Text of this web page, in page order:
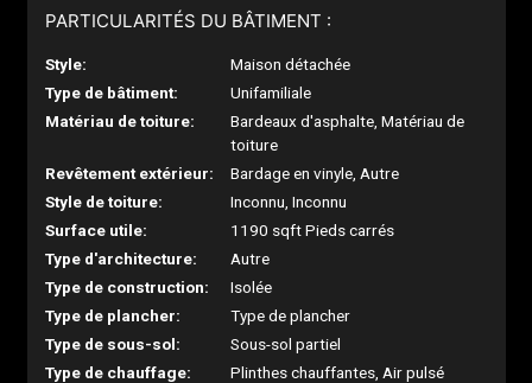
PARTICULARITÉS DU BÂTIMENT :
Style:
Maison détachée
Type de bâtiment:
Unifamiliale
Matériau de toiture:
Bardeaux d'asphalte, Matériau de
toiture
Revêtement extérieur:
Bardage en vinyle, Autre
Style de toiture:
Inconnu, Inconnu
Surface utile:
1190 sqft Pieds carrés
Type d'architecture:
Autre
Type de construction:
Isolée
Type de plancher:
Type de plancher
Type de sous-sol:
Sous-sol partiel
Type de chauffage:
Plinthes chauffantes, Air pulsé